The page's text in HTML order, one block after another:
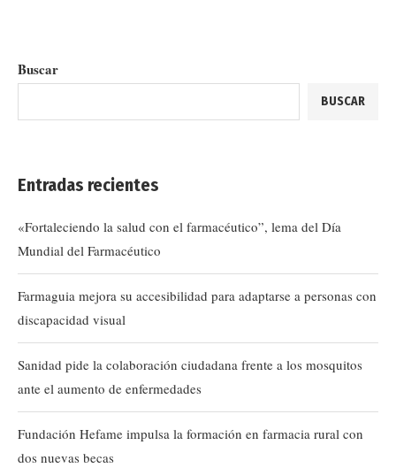
Buscar
BUSCAR
Entradas recientes
«Fortaleciendo la salud con el farmacéutico”, lema del Día
Mundial del Farmacéutico
Farmaguia mejora su accesibilidad para adaptarse a personas con
discapacidad visual
Sanidad pide la colaboración ciudadana frente a los mosquitos
ante el aumento de enfermedades
Fundación Hefame impulsa la formación en farmacia rural con
dos nuevas becas